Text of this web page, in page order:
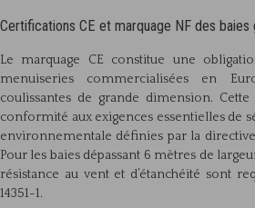
Certifications CE et marquage NF des
Le marquage CE constitue une
menuiseries commercialisées en
coulissantes de grande dimension.
conformité aux exigences essentielles de
environnementale définies par la
Pour les baies dépassant 6 mètres de
résistance au vent et d’étanchéité sont
14351-1.